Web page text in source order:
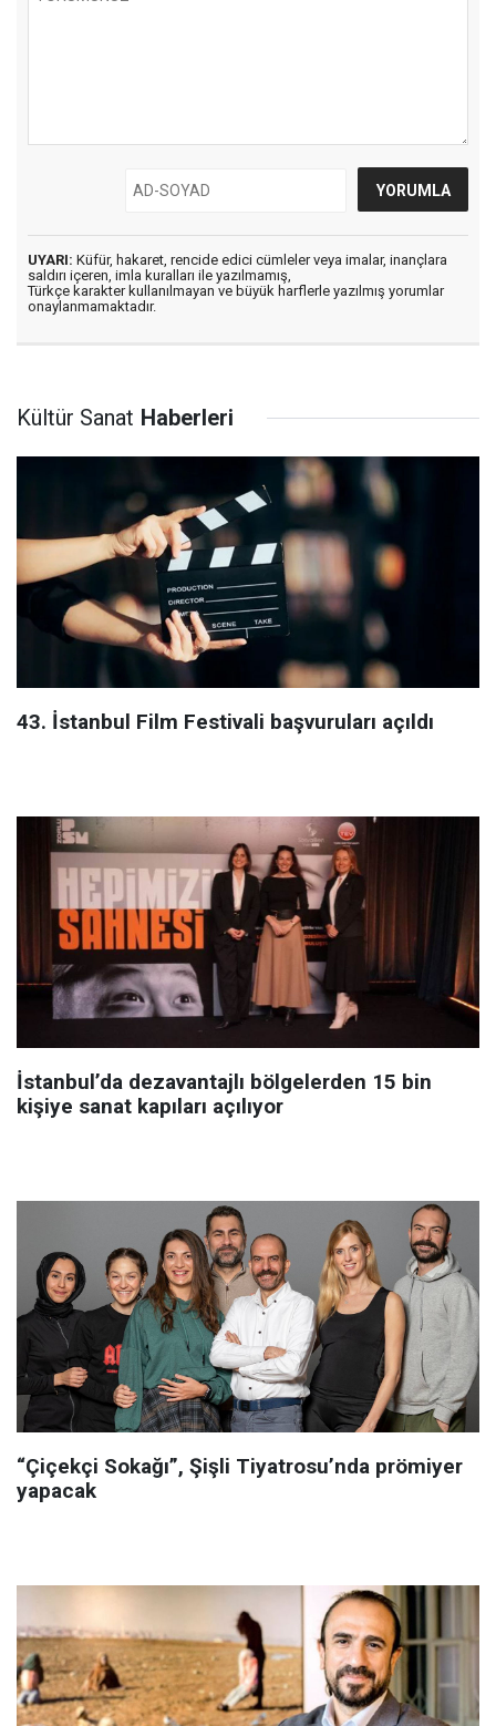
UYARI: Küfür, hakaret, rencide edici cümleler veya imalar, inançlara
saldırı içeren, imla kuralları ile yazılmamış,
Türkçe karakter kullanılmayan ve büyük harflerle yazılmış yorumlar
onaylanmamaktadır.
Kültür Sanat Haberleri
43. İstanbul Film Festivali başvuruları açıldı
İstanbul’da dezavantajlı bölgelerden 15 bin
kişiye sanat kapıları açılıyor
“Çiçekçi Sokağı”, Şişli Tiyatrosu’nda prömiyer
yapacak